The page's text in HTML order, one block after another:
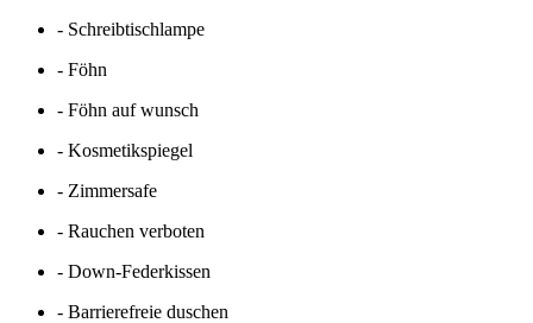
- Schreibtischlampe
- Föhn
- Föhn auf wunsch
- Kosmetikspiegel
- Zimmersafe
- Rauchen verboten
- Down-Federkissen
- Barrierefreie duschen